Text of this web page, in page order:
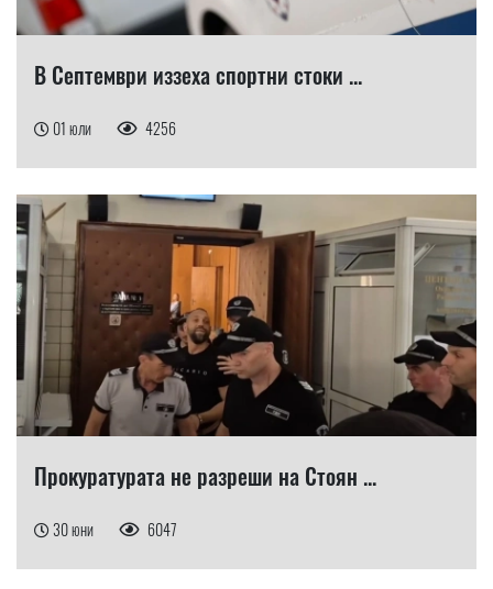
В Септември иззеха спортни стоки ...
01 юли 4256
Прокуратурата не разреши на Стоян ...
30 юни 6047